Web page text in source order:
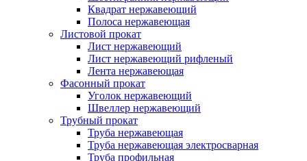
Квадрат нержавеющий
Полоса нержавеющая
Листовой прокат
Лист нержавеющий
Лист нержавеющий рифленый
Лента нержавеющая
Фасонный прокат
Уголок нержавеющий
Швеллер нержавеющий
Трубный прокат
Труба нержавеющая
Труба нержавеющая электросварная
Труба профильная